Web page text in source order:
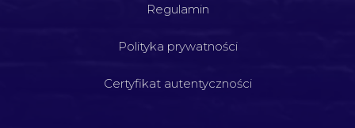
Regulamin
Polityka prywatności
Certyfikat autentyczności